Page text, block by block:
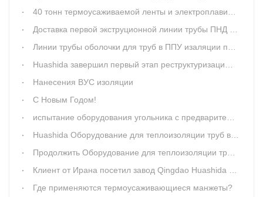
40 тонн термоусаживаемой ленты и электроплавильной манжеты отправлено в Оман
Доставка первой экструционной линии трубы ПНД 2000мм
Линии трубы оболочки для труб в ППУ изаляции перешли в стадии сборки
Huashida завершил первый этап реструктуризацию акционерного капитала
Нанесения ВУС изоляции
С Новым Годом!
испытание оборудования угольника с предварительной теплоизоляцией полиуретана прошло успешно
Huashida Оборудование для теплоизоляции труб введение в головку машины
Продолжить Оборудование для теплоизоляции труб установлено в мастерской клиента
Клиент от Ирана посетил завод Qingdao Huashida Machinery Co.,Ltd.
Где применяются термоусаживающиеся манжеты?